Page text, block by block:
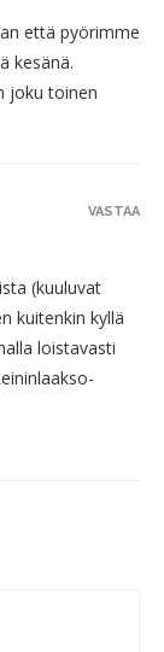
että pyörimme
kesänä.
joku toinen
(kuuluvat
kuitenkin kyllä
loistavasti
VASTAA